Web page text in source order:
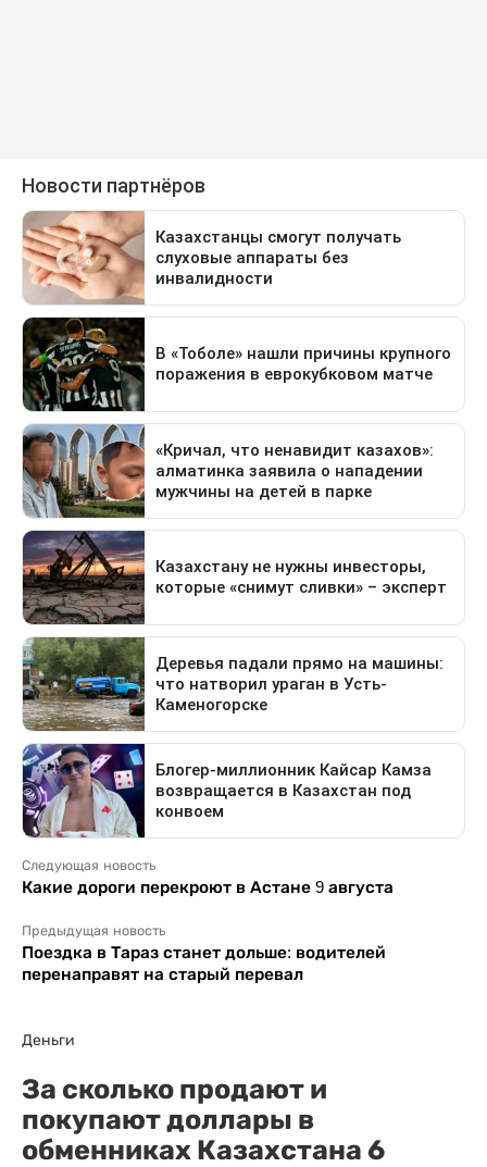
Следующая новость
Какие дороги перекроют в Астане 9 августа
Предыдущая новость
Поездка в Тараз станет дольше: водителей
перенаправят на старый перевал
Деньги
За сколько продают и
покупают доллары в
обменниках Казахстана 6